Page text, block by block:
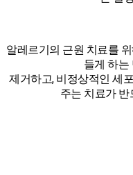
알레르기의 근원 치료를
들게 하는
제거하고, 비정상적인 세
주는 치료가